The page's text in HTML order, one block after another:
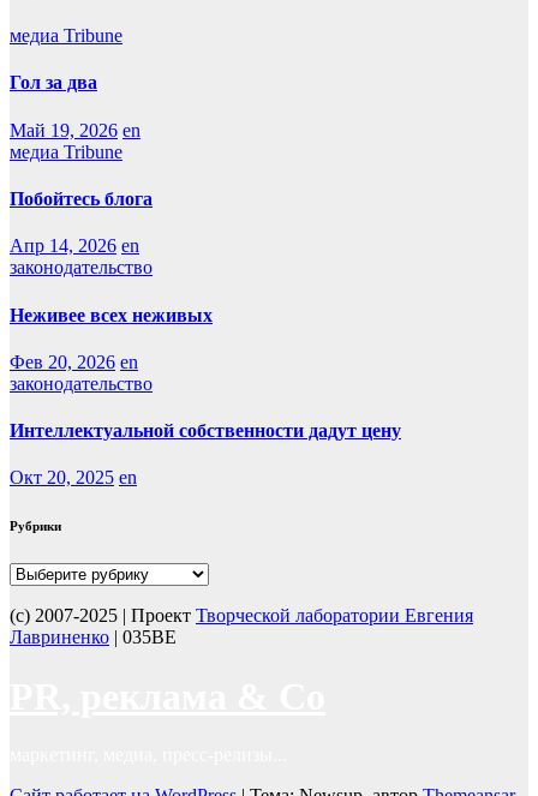
медиа Tribune
Гол за два
Май 19, 2026 en
медиа Tribune
Побойтесь блога
Апр 14, 2026 en
законодательство
Неживее всех неживых
Фев 20, 2026 en
законодательство
Интеллектуальной собственности дадут цену
Окт 20, 2025 en
Рубрики
Рубрики
(с) 2007-2025 | Проект Творческой лаборатории Евгения
Лавриненко | 035BE